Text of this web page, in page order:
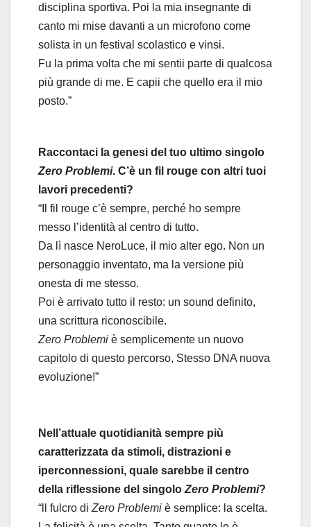
disciplina sportiva. Poi la mia insegnante di
canto mi mise davanti a un microfono come
solista in un festival scolastico e vinsi.
Fu la prima volta che mi sentii parte di qualcosa
più grande di me. E capii che quello era il mio
posto.”
Raccontaci la genesi del tuo ultimo singolo
Zero Problemi. C’è un fil rouge con altri tuoi
lavori precedenti?
“Il fil rouge c’è sempre, perché ho sempre
messo l’identità al centro di tutto.
Da lì nasce NeroLuce, il mio alter ego. Non un
personaggio inventato, ma la versione più
onesta di me stesso.
Poi è arrivato tutto il resto: un sound definito,
una scrittura riconoscibile.
Zero Problemi è semplicemente un nuovo
capitolo di questo percorso, Stesso DNA nuova
evoluzione!”
Nell’attuale quotidianità sempre più
caratterizzata da stimoli, distrazioni e
iperconnessioni, quale sarebbe il centro
della riflessione del singolo Zero Problemi?
“ll fulcro di Zero Problemi è semplice: la scelta.